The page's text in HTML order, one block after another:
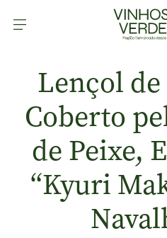
Lençol de
Coberto
de Peixe,
“Kyuri